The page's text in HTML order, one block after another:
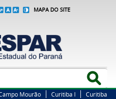
MAPA DO SITE
Mourão Curitiba I
Curitiba